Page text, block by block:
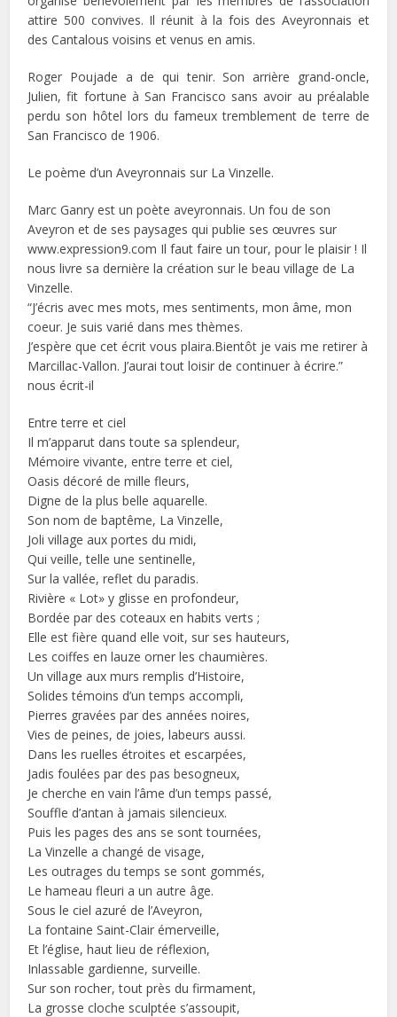
attire 500 convives. Il réunit à la fois des Aveyronnais et
des Cantalous voisins et venus en amis.
Roger Poujade a de qui tenir. Son arrière grand-oncle,
Julien, fit fortune à San Francisco sans avoir au préalable
perdu son hôtel lors du fameux tremblement de terre de
San Francisco de 1906.
Le poème d’un Aveyronnais sur La Vinzelle.
Marc Ganry est un poète aveyronnais. Un fou de son
Aveyron et de ses paysages qui publie ses œuvres sur
www.expression9.com Il faut faire un tour, pour le plaisir ! Il
nous livre sa dernière la création sur le beau village de La
Vinzelle.
“J’écris avec mes mots, mes sentiments, mon âme, mon
coeur. Je suis varié dans mes thèmes.
J’espère que cet écrit vous plaira.Bientôt je vais me retirer à
Marcillac-Vallon. J’aurai tout loisir de continuer à écrire.”
nous écrit-il
Entre terre et ciel
Il m’apparut dans toute sa splendeur,
Mémoire vivante, entre terre et ciel,
Oasis décoré de mille fleurs,
Digne de la plus belle aquarelle.
Son nom de baptême, La Vinzelle,
Joli village aux portes du midi,
Qui veille, telle une sentinelle,
Sur la vallée, reflet du paradis.
Rivière « Lot» y glisse en profondeur,
Bordée par des coteaux en habits verts ;
Elle est fière quand elle voit, sur ses hauteurs,
Les coiffes en lauze orner les chaumières.
Un village aux murs remplis d’Histoire,
Solides témoins d’un temps accompli,
Pierres gravées par des années noires,
Vies de peines, de joies, labeurs aussi.
Dans les ruelles étroites et escarpées,
Jadis foulées par des pas besogneux,
Je cherche en vain l’âme d’un temps passé,
Souffle d’antan à jamais silencieux.
Puis les pages des ans se sont tournées,
La Vinzelle a changé de visage,
Les outrages du temps se sont gommés,
Le hameau fleuri a un autre âge.
Sous le ciel azuré de l’Aveyron,
La fontaine Saint-Clair émerveille,
Et l’église, haut lieu de réflexion,
Inlassable gardienne, surveille.
Sur son rocher, tout près du firmament,
La grosse cloche sculptée s’assoupit,